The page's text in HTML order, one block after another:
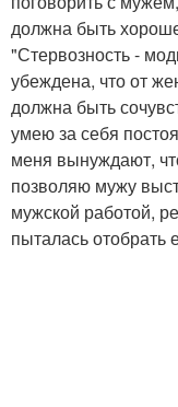
должна быть
"Стервозность -
убеждена, что от
должна быть
умею за себя
меня вынуждают,
позволяю мужу
мужской работой,
пыталась отобрать